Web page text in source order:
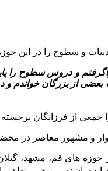
را فراگرفتم و دروس
از فرزانگان
و مشهور معاصر در
هاى قم، مشهد،